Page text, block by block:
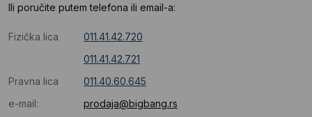
Ili poručite putem telefona ili email-a:
Fizička lica
011.41.42.720
011.41.42.721
Pravna lica
011.40.60.645
e-mail:
prodaja@bigbang.rs